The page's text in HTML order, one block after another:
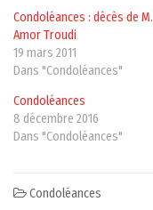
Condoléances : décès de M.
Amor Troudi
19 mars 2011
Dans "Condoléances"
Condoléances
8 décembre 2016
Dans "Condoléances"
Condoléances